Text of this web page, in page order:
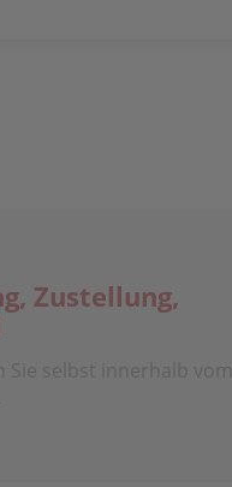
Zustellung,
Sie selbst innerhalb vom